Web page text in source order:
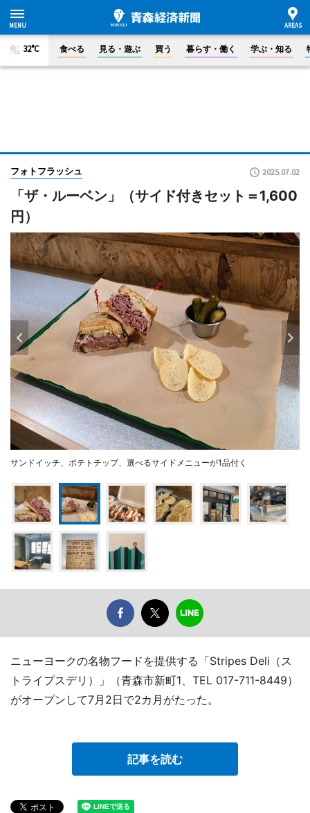
32°C 食べる 見る・遊ぶ 買う 暮らす・働く 学ぶ・知る
フォトフラッシュ 2025.07.02
「ザ・ルーベン」（サイド付きセット＝1,600
円）
サンドイッチ、ポテトチップ、選べるサイドメニューが1品付く
ニューヨークの名物フードを提供する「Stripes Deli（ス
トライプスデリ）」（青森市新町1、TEL 017-711-8449）
がオープンして7月2日で2カ月がたった。
記事を読む